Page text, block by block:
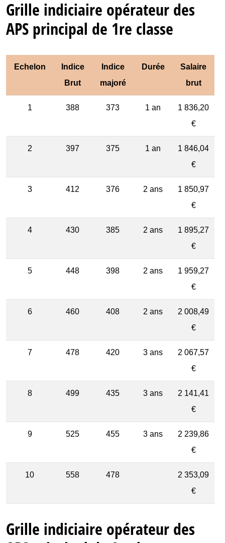
Grille indiciaire opérateur des
APS principal de 1re classe
Echelon
Indice
Brut
Indice
majoré
Durée
Salaire
brut
1 388 373 1 an
1 836,20
€
2 397 375 1 an
1 846,04
€
3 412 376 2 ans
1 850,97
€
4 430 385 2 ans
1 895,27
€
5 448 398 2 ans
1 959,27
€
6 460 408 2 ans
2 008,49
€
7 478 420 3 ans
2 067,57
€
8 499 435 3 ans
2 141,41
€
9 525 455 3 ans
2 239,86
€
10 558 478
2 353,09
€
Grille indiciaire opérateur des